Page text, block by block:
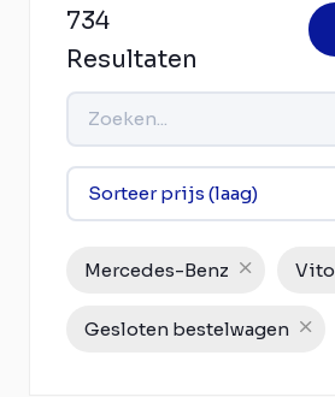
734
Resultaten
Mercedes-Benz Vito
Gesloten bestelwagen